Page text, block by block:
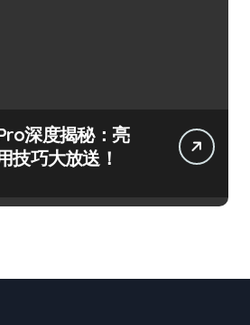
深度揭秘：亮
技巧大放送！